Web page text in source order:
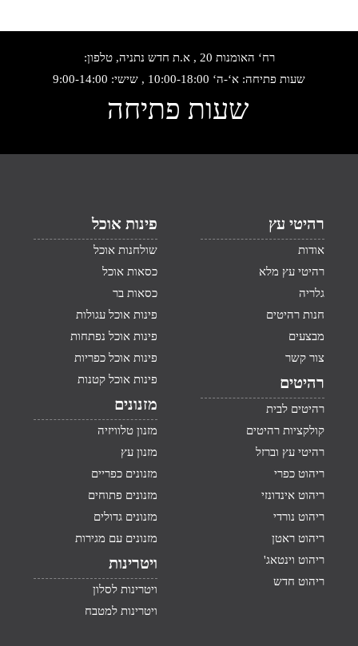
רח‘ האומנות 20 , א.ת חדש נתניה, טלפון:
שעות פתיחה: א‘-ה‘ 10:00-18:00 , שישי: 9:00-14:00
שעות פתיחה
רהיטי עץ
אודות
רהיטי עץ מלא
גלריה
חנות רהיטים
מבצעים
צור קשר
רהיטים
רהיטים לבית
קולקציות רהיטים
רהיטי עץ וברזל
ריהוט כפרי
ריהוט אינדונזי
ריהוט נורדי
ריהוט ראטן
ריהוט וינטאג'
ריהוט חדש
פינות אוכל
שולחנות אוכל
כסאות אוכל
כסאות בר
פינות אוכל עגולות
פינות אוכל נפתחות
פינות אוכל כפריות
פינות אוכל קטנות
מזנונים
מזנון טלוויזיה
מזנון עץ
מזנונים כפריים
מזנונים פתוחים
מזנונים גדולים
מזנונים עם מגירות
ויטרינות
ויטרינות לסלון
ויטרינות למטבח